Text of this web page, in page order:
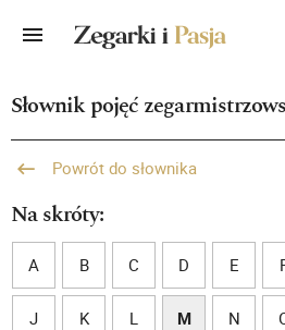
Słownik pojęć
Powrót do słownika
Na skróty:
A B C D E
J K L M N